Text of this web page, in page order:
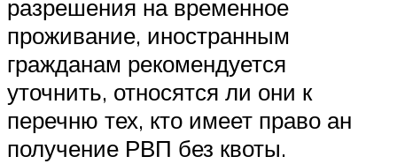
разрешения на временное
проживание, иностранным
гражданам рекомендуется
уточнить, относятся ли они к
перечню тех, кто имеет право ан
получение РВП без квоты.